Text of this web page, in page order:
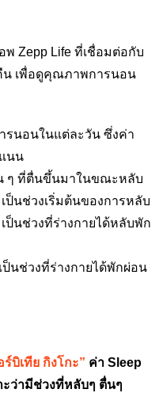
Zepp Life ที่เชื่อมต่อกับ
น เพื่อดูคุณภาพการนอน
นอนในแต่ละวัน ซึ่งค่า
นน
ๆ ที่ตื่นขึ้นมาในขณะหลับ
ป็นช่วงเริ่มต้นของการหลับ
ป็นช่วงที่ร่างกายได้หลับพัก
นช่วงที่ร่างกายได้พักผ่อน
ร์บิเทีย กิงโกะ” ค่า Sleep
ะว่ามีช่วงที่หลับๆ ตื่นๆ